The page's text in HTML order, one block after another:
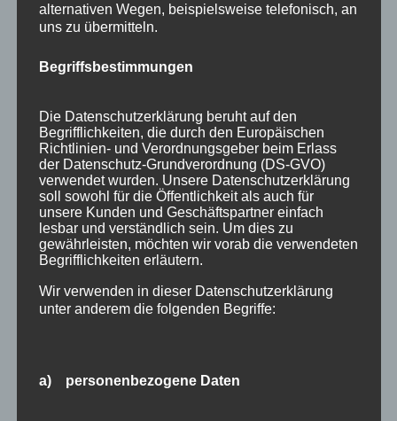
alternativen Wegen, beispielsweise telefonisch, an
uns zu übermitteln.
Begriffsbestimmungen
Die Datenschutzerklärung beruht auf den
Begrifflichkeiten, die durch den Europäischen
Richtlinien- und Verordnungsgeber beim Erlass
der Datenschutz-Grundverordnung (DS-GVO)
verwendet wurden. Unsere Datenschutzerklärung
soll sowohl für die Öffentlichkeit als auch für
unsere Kunden und Geschäftspartner einfach
lesbar und verständlich sein. Um dies zu
gewährleisten, möchten wir vorab die verwendeten
Begrifflichkeiten erläutern.
Wir verwenden in dieser Datenschutzerklärung
unter anderem die folgenden Begriffe:
a) personenbezogene Daten